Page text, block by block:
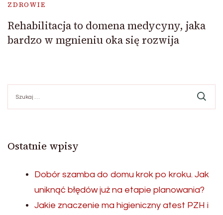
ZDROWIE
Rehabilitacja to domena medycyny, jaka
bardzo w mgnieniu oka się rozwija
Ostatnie wpisy
Dobór szamba do domu krok po kroku. Jak
uniknąć błędów już na etapie planowania?
Jakie znaczenie ma higieniczny atest PZH i